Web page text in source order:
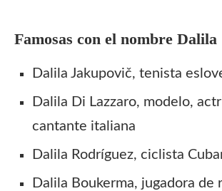
Famosas con el nombre Dalila
Dalila Jakupovič, tenista
Dalila Di Lazzaro, modelo,
cantante italiana
Dalila Rodríguez, ciclista
Dalila Boukerma, jugadora de